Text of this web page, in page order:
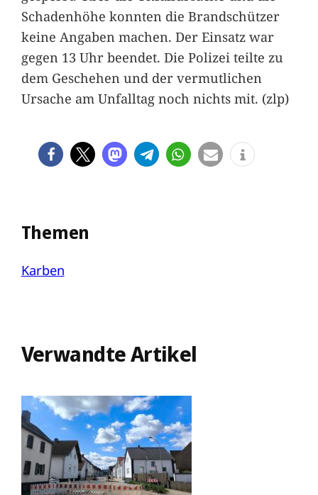
Schadenhöhe konnten die Brandschützer
keine Angaben machen. Der Einsatz war
gegen 13 Uhr beendet. Die Polizei teilte zu
dem Geschehen und der vermutlichen
Ursache am Unfalltag noch nichts mit. (zlp)
Themen
Karben
Verwandte Artikel